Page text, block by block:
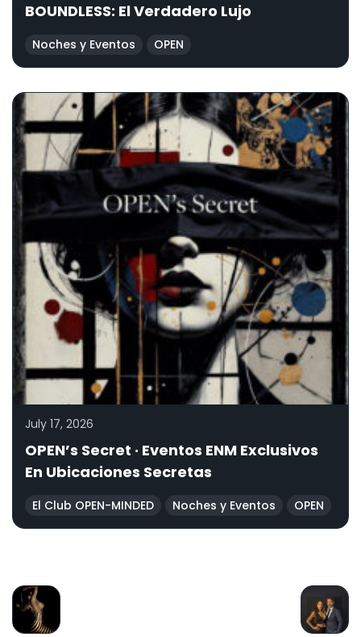
BOUNDLESS: El Verdadero Lujo
Noches y Eventos OPEN
July 17, 2026
OPEN’s Secret · Eventos ENM Exclusivos
En Ubicaciones Secretas
El Club OPEN-MINDED Noches y Eventos OPEN